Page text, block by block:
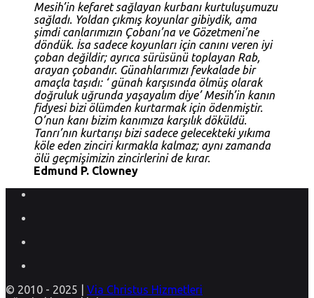
Mesih’in kefaret sağlayan kurbanı kurtuluşumuzu
sağladı. Yoldan çıkmış koyunlar gibiydik, ama
şimdi canlarımızın Çobanı’na ve Gözetmeni’ne
döndük. İsa sadece koyunları için canını veren iyi
çoban değildir; ayrıca sürüsünü toplayan Rab,
arayan çobandır. Günahlarımızı fevkalade bir
amaçla taşıdı: ‘ günah karşısında ölmüş olarak
doğruluk uğrunda yaşayalım diye’ Mesih’in kanın
fidyesi bizi ölümden kurtarmak için ödenmiştir.
O’nun kanı bizim kanımıza karşılık döküldü.
Tanrı’nın kurtarışı bizi sadece gelecekteki yıkıma
köle eden zinciri kırmakla kalmaz; aynı zamanda
ölü geçmişimizin zincirlerini de kırar.
Edmund P. Clowney
© 2010 - 2025 | Via Christus Hizmetleri